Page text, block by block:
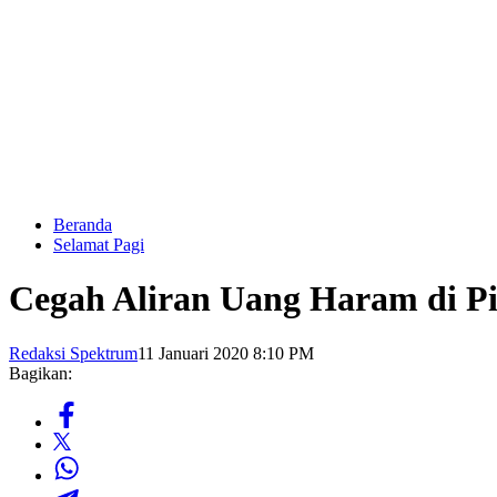
Beranda
Selamat Pagi
Cegah Aliran Uang Haram di
Redaksi Spektrum11 Januari 2020 8:10 PM
Bagikan: